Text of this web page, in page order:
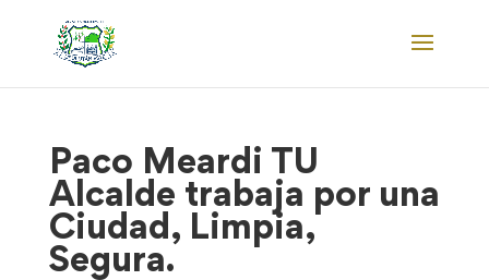
Paco Meardi TU
Alcalde trabaja por una
Ciudad, Limpia,
Segura.